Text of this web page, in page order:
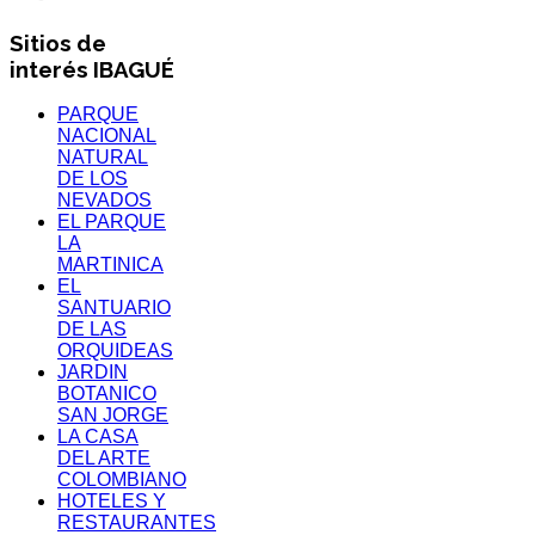
Sitios de
interés IBAGUÉ
PARQUE
NACIONAL
NATURAL
DE LOS
NEVADOS
EL PARQUE
LA
MARTINICA
EL
SANTUARIO
DE LAS
ORQUIDEAS
JARDIN
BOTANICO
SAN JORGE
LA CASA
DEL ARTE
COLOMBIANO
HOTELES Y
RESTAURANTES